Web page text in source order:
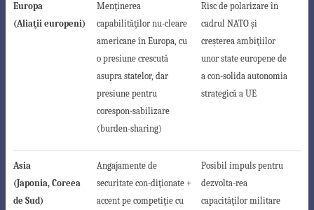
Europa
(Aliaţii europeni)
Menţinerea
capabilităţilor nu-cleare
americane în Europa, cu
o presiune crescută
asupra statelor, dar
presiune pentru
corespon-sabilizare
(burden-sharing)
Risc de polarizare în
cadrul NATO şi
creşterea ambiţiilor
unor state europene de
a con-solida autonomia
strategică a UE
Asia
(Japonia, Coreea
de Sud)
Angajamente de
securitate con-diţionate +
accent pe competiţie cu
Posibil impuls pentru
dezvolta-rea
capacităţilor militare